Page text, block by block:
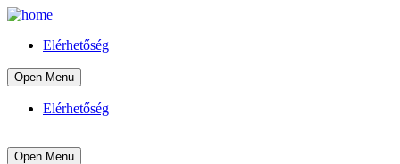
Elérhetőség
Open Menu
Elérhetőség
Open Menu